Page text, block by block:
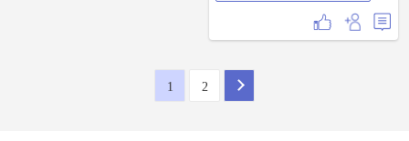
華へ行ってきました。 開発中のク
イックシフターを取り付け確認を
#ZZR1400 #MotoJP #motorcycle #コ
ンピューターセッティング
1 2